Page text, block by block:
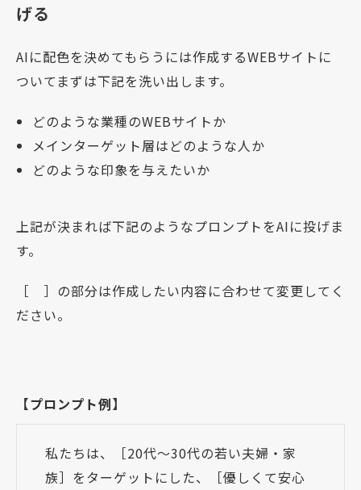
げる
AIに配色を決めてもらうには作成するWEBサイトに
ついてまずは下記を洗い出します。
どのような業種のWEBサイトか
メインターゲット層はどのような人か
どのような印象を与えたいか
上記が決まれば下記のようなプロンプトをAIに投げま
す。
［ ］の部分は作成したい内容に合わせて変更してく
ださい。
【プロンプト例】
私たちは、［20代～30代の若い夫婦・家
族］をターゲットにした、［優しくて安心